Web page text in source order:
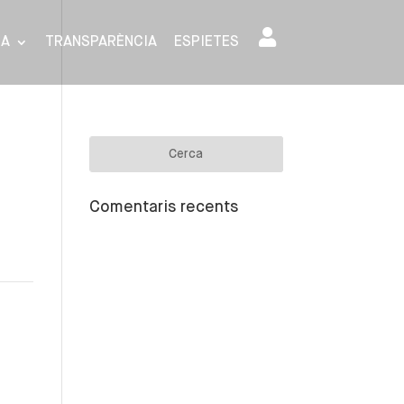
TRANSPARÈNCIA ESPIETES
Comentaris recents